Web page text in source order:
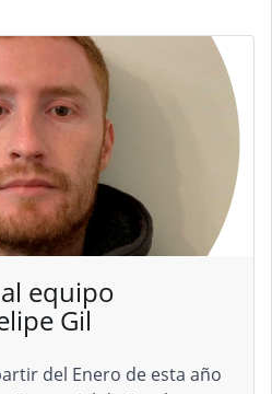
equipo
Gil
del Enero de esta año